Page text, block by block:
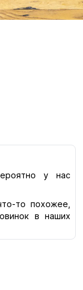
у нас
то похожее,
в наших